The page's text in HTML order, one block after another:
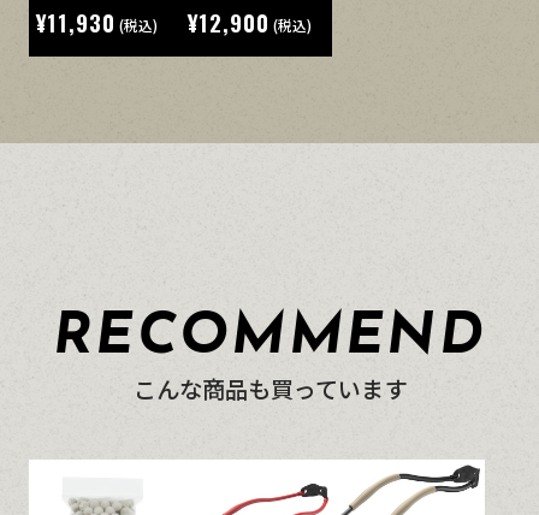
¥11,930 (税込) ¥12,900 (税込)
RECOMMEND
こんな商品も買っています